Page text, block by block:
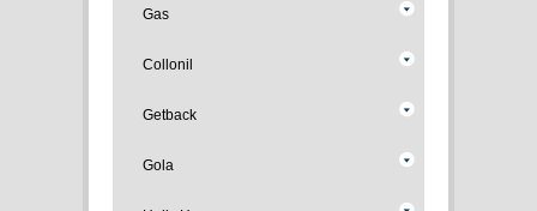
Gas
Collonil
Getback
Gola